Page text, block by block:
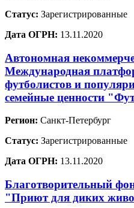
Статус: Зарегистрированные
Дата ОГРН: 13.11.2020
Автономная
Международная
футболистов и
семейные ценности
Регион: Санкт-Петербург
Статус: Зарегистрированные
Дата ОГРН: 13.11.2020
Благотворительный
"Приют для диких